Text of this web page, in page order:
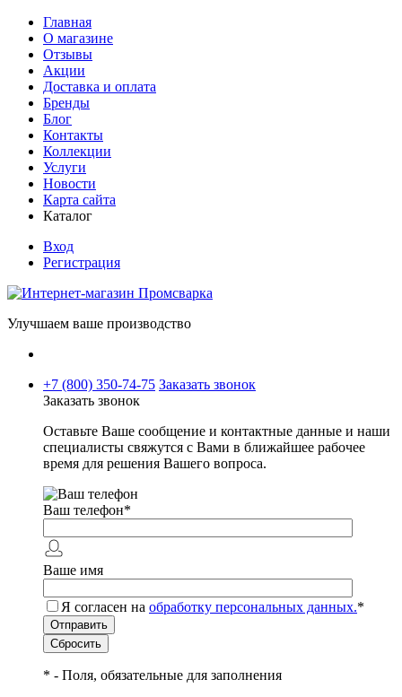
Главная
О магазине
Отзывы
Акции
Доставка и оплата
Бренды
Блог
Контакты
Коллекции
Услуги
Новости
Карта сайта
Каталог
Вход
Регистрация
Улучшаем ваше производство
+7 (800) 350-74-75 Заказать звонок
Заказать звонок
Оставьте Ваше сообщение и контактные данные и наши
специалисты свяжутся с Вами в ближайшее рабочее
время для решения Вашего вопроса.
Ваш телефон*
Ваше имя
Я согласен на обработку персональных данных.*
* - Поля, обязательные для заполнения